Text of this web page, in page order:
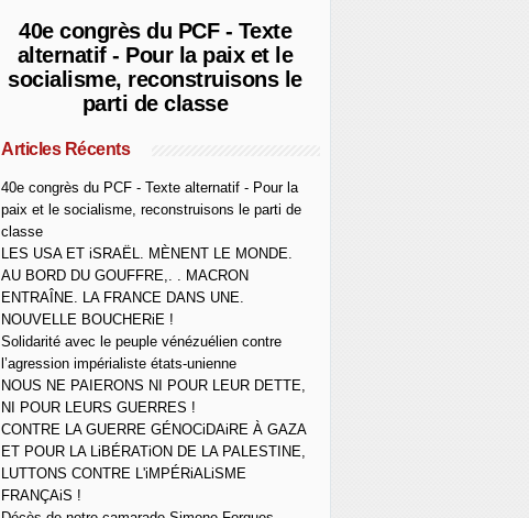
40e congrès du PCF - Texte
alternatif - Pour la paix et le
socialisme, reconstruisons le
parti de classe
Articles Récents
40e congrès du PCF - Texte alternatif - Pour la
paix et le socialisme, reconstruisons le parti de
classe
LES USA ET iSRAËL. MÈNENT LE MONDE.
AU BORD DU GOUFFRE,. . MACRON
ENTRAÎNE. LA FRANCE DANS UNE.
NOUVELLE BOUCHERiE !
Solidarité avec le peuple vénézuélien contre
l’agression impérialiste états-unienne
NOUS NE PAIERONS NI POUR LEUR DETTE,
NI POUR LEURS GUERRES !
CONTRE LA GUERRE GÉNOCiDAiRE À GAZA
ET POUR LA LiBÉRATiON DE LA PALESTINE,
LUTTONS CONTRE L'iMPÉRiALiSME
FRANÇAiS !